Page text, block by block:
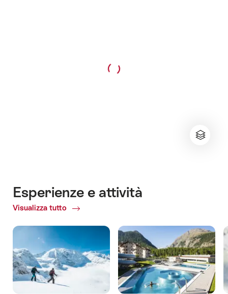
Esperienze e attività
Visualizza tutto
ofEsperienze